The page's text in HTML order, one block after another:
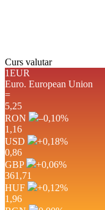
Curs valutar
1EUR
Euro. European Union
=
5,25
RON
–0,10%
1,16
USD
+0,18%
0,86
GBP
+0,06%
361,71
HUF
+0,12%
1,96